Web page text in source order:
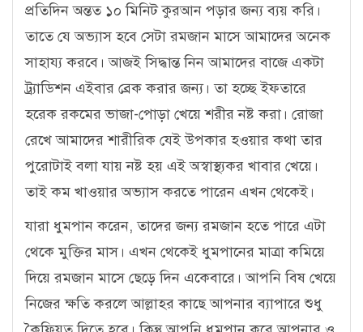
প্রতিদিন অন্তত ১০ মিনিট কুরআন পড়ার জন্য ব্যয় করি।
তাতে যে অভ্যাস হবে সেটা রমজান মাসে আমাদের অনেক
সাহায্য করবে। আজই সিদ্ধান্ত নিন আমাদের বাজে একটা
ট্র্যাডিশন এইবার ব্রেক করার জন্য। তা হচ্ছে ইফতারে
হরেক রকমের ভাজা-পোড়া খেয়ে শরীর নষ্ট করা। রোজা
রেখে আমাদের শারীরিক যেই উপকার হওয়ার কথা তার
পুরোটাই বলা যায় নষ্ট হয় এই অস্বাস্থ্যকর খাবার খেয়ে।
তাই কম খাওয়ার অভ্যাস করতে পারেন এখন থেকেই।
যারা ধুমপান করেন, তাদের জন্য রমজান হতে পারে এটা
থেকে মুক্তির মাস। এখন থেকেই ধুমপানের মাত্রা কমিয়ে
দিয়ে রমজান মাসে ছেড়ে দিন একেবারে। আপনি বিষ খেয়ে
নিজের ক্ষতি করলে আল্লাহর কাছে আপনার ব্যাপারে শুধু